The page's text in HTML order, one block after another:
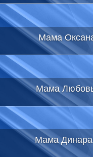
Мама
Мама
Мама Динара